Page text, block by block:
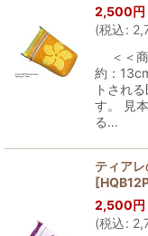
2,500円
(税込:
＜＜商
約：
トされ
す。 見
る…
ティア
[
2,500円
(税込: